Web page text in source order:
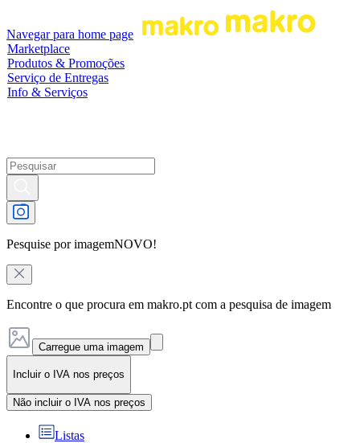
Navegar para home page
Marketplace
Produtos & Promoções
Serviço de Entregas
Info & Serviços
Pesquise por imagemNOVO!
Encontre o que procura em makro.pt com a pesquisa de imagem
Carregue uma imagem
Incluir o IVA nos preços
Não incluir o IVA nos preços
Listas